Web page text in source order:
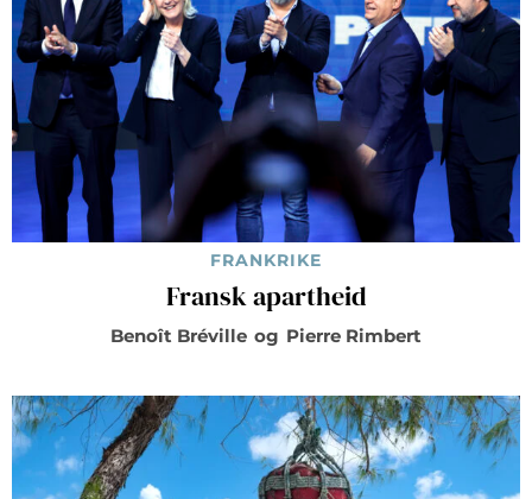
FRANKRIKE
Fransk apartheid
Benoît Bréville og Pierre Rimbert